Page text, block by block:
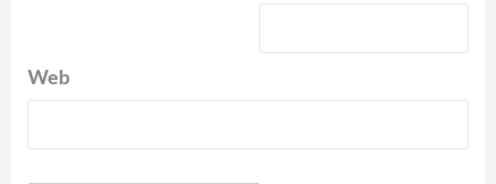
Web